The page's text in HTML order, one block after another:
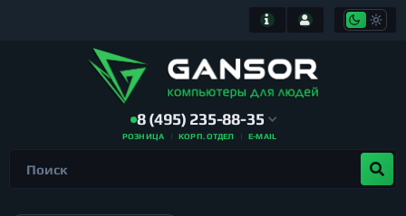
8 (495) 235-88-35
РОЗНИЦА КОРП. ОТДЕЛ E-MAIL